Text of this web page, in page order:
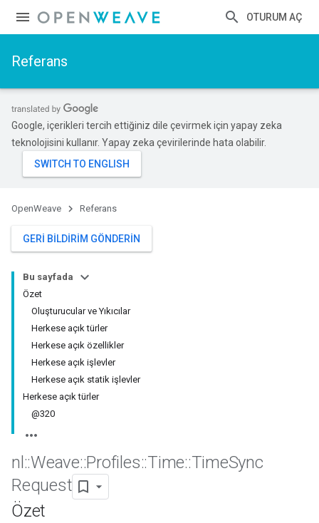
OTURUM AÇ
Referans
Google, içerikleri tercih ettiğiniz dile çevirmek için yapay zeka
teknolojisini kullanır. Yapay zeka çevirilerinde hata olabilir.
OpenWeave Referans
GERI BILDIRIM GÖNDERIN
Bu sayfada
Özet
Oluşturucular ve Yıkıcılar
Herkese açık türler
Herkese açık özellikler
Herkese açık işlevler
Herkese açık statik işlevler
Herkese açık türler
@320
nl ::Weave::Profiles::Time::TimeSync
Request
Özet